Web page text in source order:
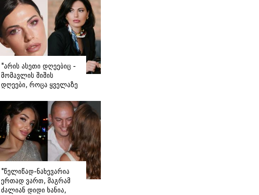
"არის ასეთი დღეებიც -
მომავლის შიშის
დღეები, როცა ყველაზე
- ირინა ონაშვილის
წერილი
"წელიწად-ნახევარია
ერთად ვართ, მაგრამ
ძალიან დიდი ხანია,